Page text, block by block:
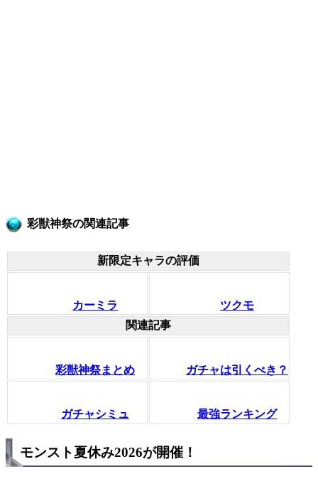
彩獣神祭の関連記事
新限定キャラの評価
カーミラ
ツクモ
関連記事
彩獣神祭まとめ ガチャは引くべき？
ガチャシミュ 最強ランキング
モンスト夏休み2026が開催！